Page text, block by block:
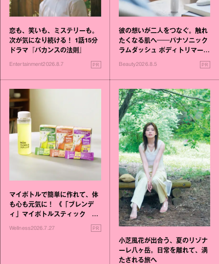
恋も、笑いも、ミステリーも。
次が気になり続ける！ 1話15分
ドラマ『バカンスの法則』
Entertainment2026.8.7 PR
彼の想いが二人をつなぐ。触れ
たくなる肌へ──パナソニック
ラムダッシュ ボディトリマーが
Beauty2026.8.5 PR
マイボトルで簡単に作れて、体
も心も元気に！ 《「ブレンデ
ィ」マイボトルスティック い
いこと毎日》シリーズが誕生
Wellness2026.7.27 PR
小芝風花が出合う、夏のリゾナ
ーレ八ヶ岳。日常を離れて、満
たされる旅へ